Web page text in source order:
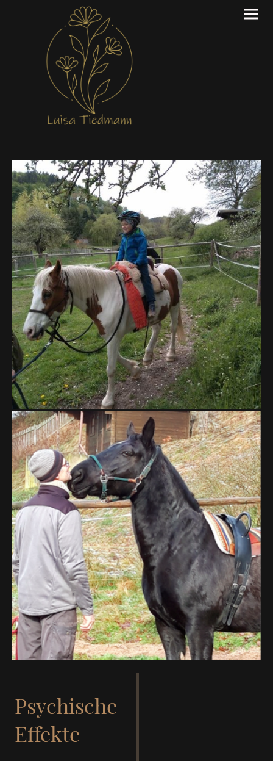
Psychische
Effekte